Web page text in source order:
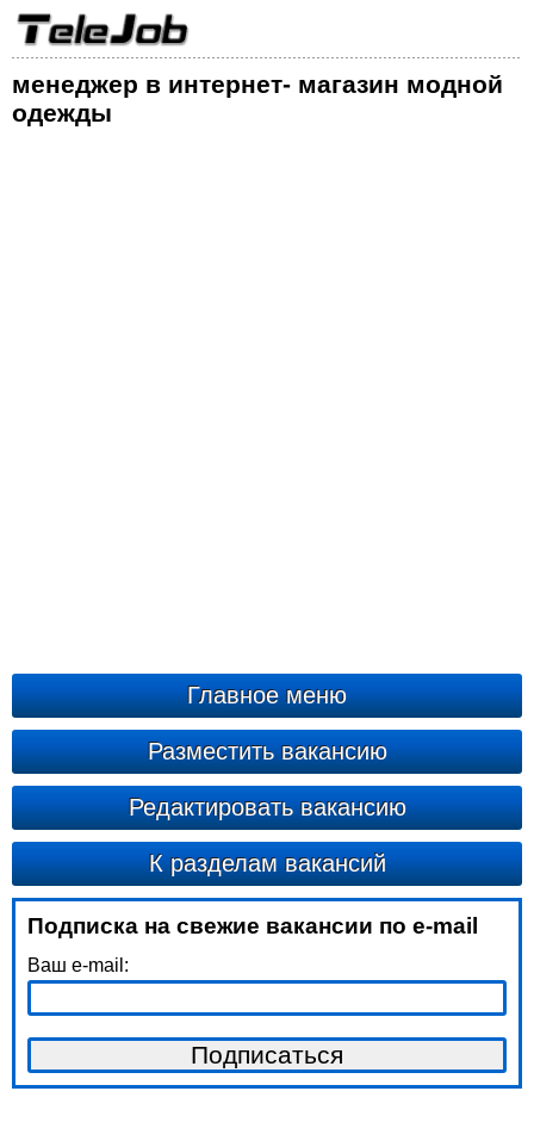
менеджер в интернет- магазин модной
одежды
Главное меню
Разместить вакансию
Редактировать вакансию
К разделам вакансий
Подписка на свежие вакансии по e-mail
Ваш e-mail: